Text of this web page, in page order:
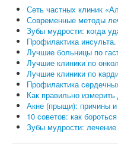
Сеть частных клиник
Современные методы
Зубы мудрости: когда
Профилактика
Лучшие больницы по
Лучшие клиники по
Лучшие клиники по
Профилактика
Как правильно
Акне (прыщи): причины
10 советов: как
Зубы мудрости: